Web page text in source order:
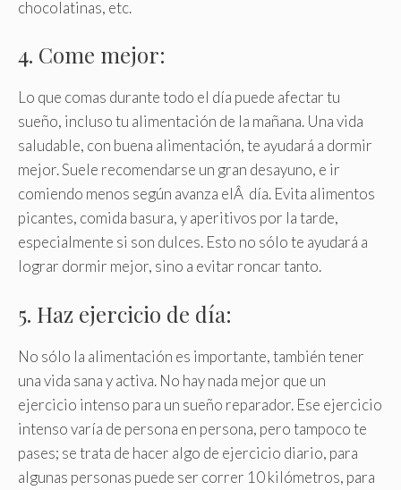
chocolatinas, etc.
4. Come mejor:
Lo que comas durante todo el día puede afectar tu
sueño, incluso tu alimentación de la mañana. Una vida
saludable, con buena alimentación, te ayudará a dormir
mejor. Suele recomendarse un gran desayuno, e ir
comiendo menos según avanza elÂ día. Evita alimentos
picantes, comida basura, y aperitivos por la tarde,
especialmente si son dulces. Esto no sólo te ayudará a
lograr dormir mejor, sino a evitar roncar tanto.
5. Haz ejercicio de día:
No sólo la alimentación es importante, también tener
una vida sana y activa. No hay nada mejor que un
ejercicio intenso para un sueño reparador. Ese ejercicio
intenso varía de persona en persona, pero tampoco te
pases; se trata de hacer algo de ejercicio diario, para
algunas personas puede ser correr 10 kilómetros, para